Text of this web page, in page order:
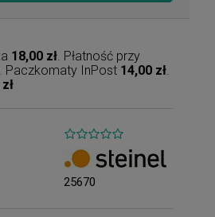
18,00 zł . Płatność przy
. Paczkomaty InPost 14,00 zł
25670